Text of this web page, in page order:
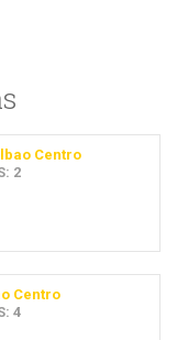
Centro
2
Centro
4